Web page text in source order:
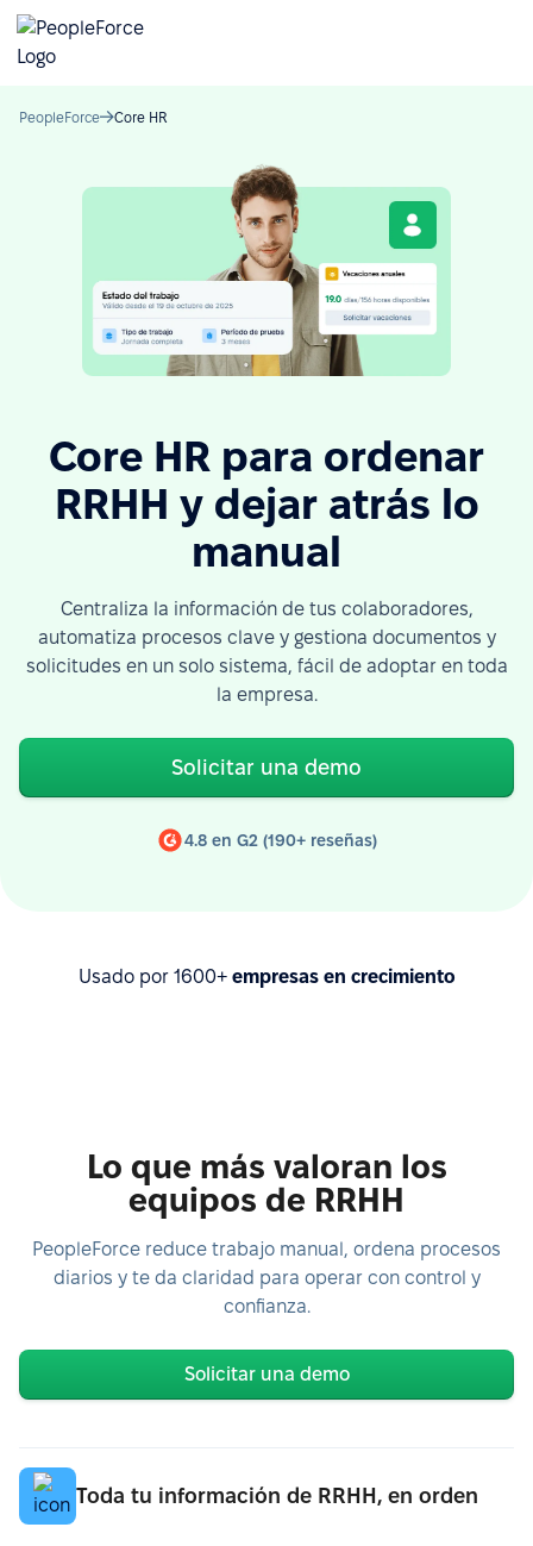
PeopleForce Core HR
Core HR para ordenar
RRHH y dejar atrás lo
manual
Centraliza la información de tus colaboradores,
automatiza procesos clave y gestiona documentos y
solicitudes en un solo sistema, fácil de adoptar en toda
la empresa.
Solicitar una demo
4.8 en G2 (190+ reseñas)
Usado por 1600+ empresas en crecimiento
Lo que más valoran los
equipos de RRHH
PeopleForce reduce trabajo manual, ordena procesos
diarios y te da claridad para operar con control y
confianza.
Solicitar una demo
Toda tu información de RRHH, en orden